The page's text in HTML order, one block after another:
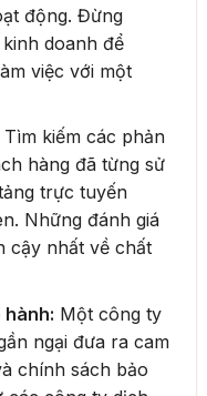
động. Đừng
doanh để
việc với một
Tìm kiếm các phản
hàng đã từng sử
trực tuyến
Những đánh giá
cậy nhất về chất
hành: Một công ty
ngại đưa ra cam
chính sách bảo